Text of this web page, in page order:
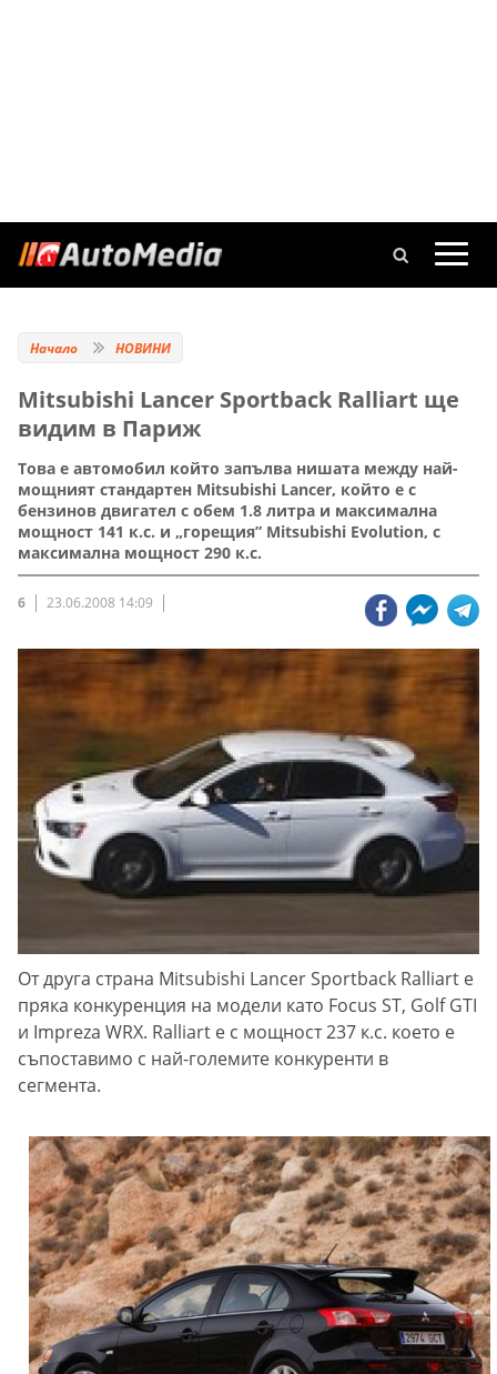
Начало НОВИНИ
Mitsubishi Lancer Sportback Ralliart ще
видим в Париж
Това е автомобил който запълва нишата между най-
мощният стандартен Mitsubishi Lancer, който е с
бензинов двигател с обем 1.8 литра и максимална
мощност 141 к.с. и „горещия” Mitsubishi Evolution, с
максимална мощност 290 к.с.
6 23.06.2008 14:09
От друга страна Mitsubishi Lancer Sportback Ralliart e
пряка конкуренция на модели като Focus ST, Golf GTI
и Impreza WRX. Ralliart е с мощност 237 к.с. което е
съпоставимо с най-големите конкуренти в
сегмента.